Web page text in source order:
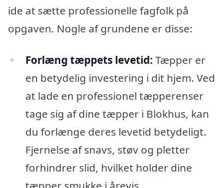
ide at sætte professionelle fagfolk på
opgaven. Nogle af grundene er disse:
Forlæng tæppets levetid: Tæpper er
en betydelig investering i dit hjem. Ved
at lade en professionel tæpperenser
tage sig af dine tæpper i Blokhus, kan
du forlænge deres levetid betydeligt.
Fjernelse af snavs, støv og pletter
forhindrer slid, hvilket holder dine